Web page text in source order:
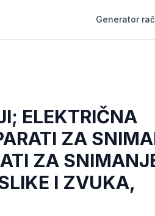
Generator
ELEKTRIČNA
ZA
ZA
I ZVUKA,